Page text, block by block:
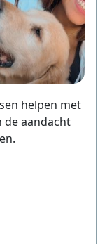
helpen met
de aandacht